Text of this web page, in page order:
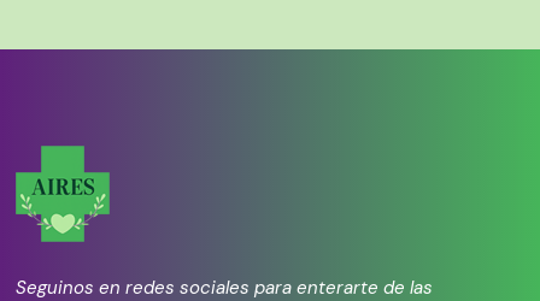
Seguinos en redes sociales para enterarte de las